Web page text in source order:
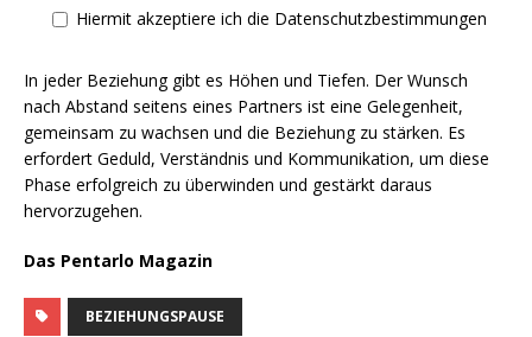
Hiermit akzeptiere ich die Datenschutzbestimmungen
In jeder Beziehung gibt es Höhen und Tiefen. Der Wunsch
nach Abstand seitens eines Partners ist eine Gelegenheit,
gemeinsam zu wachsen und die Beziehung zu stärken. Es
erfordert Geduld, Verständnis und Kommunikation, um diese
Phase erfolgreich zu überwinden und gestärkt daraus
hervorzugehen.
Das Pentarlo Magazin
BEZIEHUNGSPAUSE